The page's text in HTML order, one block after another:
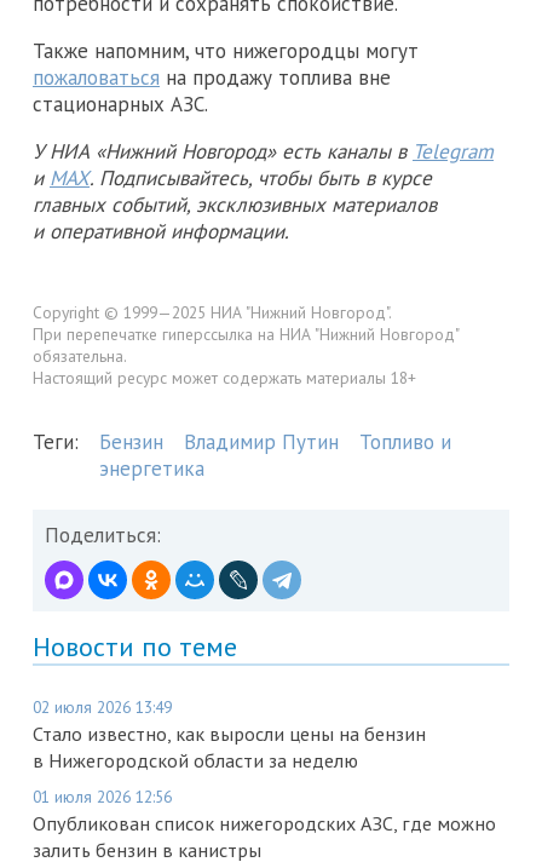
Также напомним, что нижегородцы могут
пожаловаться на продажу топлива вне
стационарных АЗС.
У НИА «Нижний Новгород» есть каналы в Telegram
и MAX. Подписывайтесь, чтобы быть в курсе
главных событий, эксклюзивных материалов
и оперативной информации.
Copyright © 1999—2025 НИА "Нижний Новгород".
При перепечатке гиперссылка на НИА "Нижний Новгород"
обязательна.
Настоящий ресурс может содержать материалы 18+
Теги: Бензин Владимир Путин
Топливо и
энергетика
Поделиться:
Новости по теме
02 июля 2026 13:49
Стало известно, как выросли цены на бензин
в Нижегородской области за неделю
01 июля 2026 12:56
Опубликован список нижегородских АЗС, где можно
залить бензин в канистры